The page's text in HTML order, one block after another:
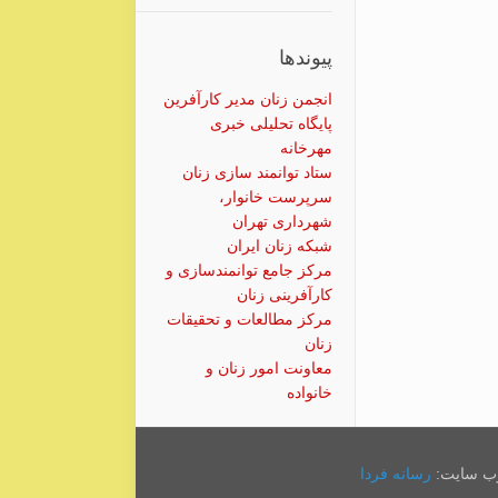
پیوندها
انجمن زنان مدیر کارآفرین
پایگاه تحلیلی خبری
مهرخانه
ستاد توانمند سازی زنان
سرپرست خانوار،
شهرداری تهران
شبکه زنان ایران
مرکز جامع توانمندسازی و
کارآفرینی زنان
مرکز مطالعات و تحقیقات
زنان
معاونت امور زنان و
خانواده
سایت: رسانه فردا